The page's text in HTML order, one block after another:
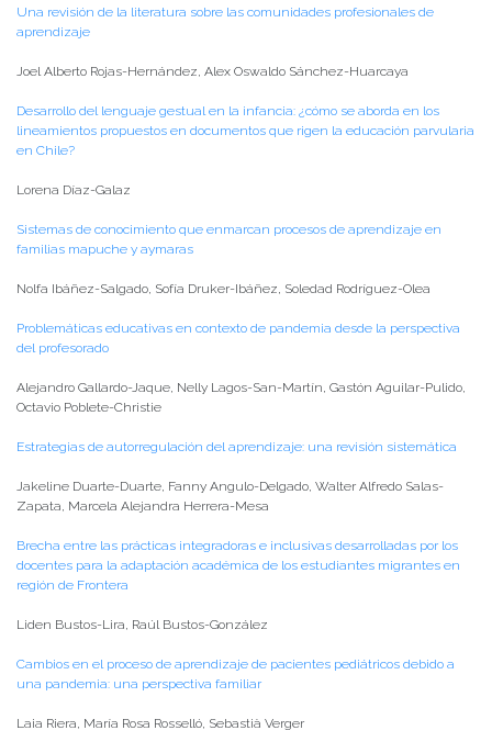
Una revisión de la literatura sobre las comunidades profesionales de
aprendizaje
Joel Alberto Rojas-Hernández, Alex Oswaldo Sánchez-Huarcaya
Desarrollo del lenguaje gestual en la infancia: ¿cómo se aborda en los
lineamientos propuestos en documentos que rigen la educación parvularia
en Chile?
Lorena Díaz-Galaz
Sistemas de conocimiento que enmarcan procesos de aprendizaje en
familias mapuche y aymaras
Nolfa Ibáñez-Salgado, Sofía Druker-Ibáñez, Soledad Rodríguez-Olea
Problemáticas educativas en contexto de pandemia desde la perspectiva
del profesorado
Alejandro Gallardo-Jaque, Nelly Lagos-San-Martín, Gastón Aguilar-Pulido,
Octavio Poblete-Christie
Estrategias de autorregulación del aprendizaje: una revisión sistemática
Jakeline Duarte-Duarte, Fanny Angulo-Delgado, Walter Alfredo Salas-
Zapata, Marcela Alejandra Herrera-Mesa
Brecha entre las prácticas integradoras e inclusivas desarrolladas por los
docentes para la adaptación académica de los estudiantes migrantes en
región de Frontera
Liden Bustos-Lira, Raúl Bustos-González
Cambios en el proceso de aprendizaje de pacientes pediátricos debido a
una pandemia: una perspectiva familiar
Laia Riera, María Rosa Rosselló, Sebastià Verger